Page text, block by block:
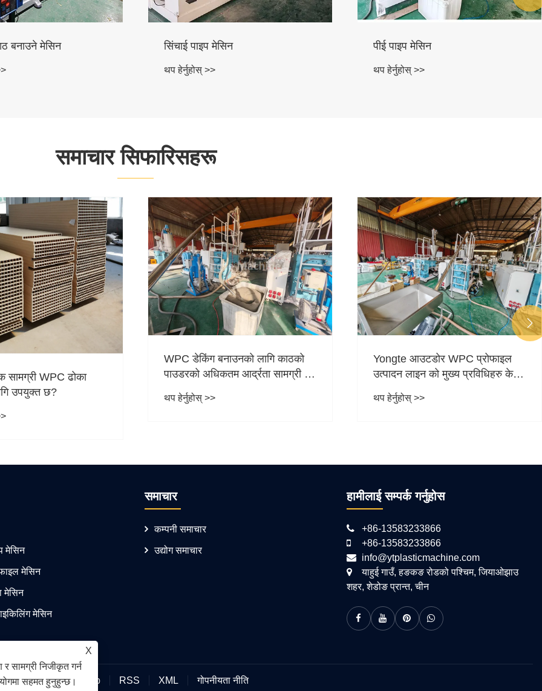
पाइप मेसिन
हेर्नुहोस् >>
पीई पाइप मेसिन
थप हेर्नुहोस् >>
PPR पाइप मेसिन
थप हेर्नुहोस् >>
समाचार सिफारिसहरू
अधिकतम आर्द्रता सामग्री के
>>
Yongte आउटडोर WPC प्रोफाइल
उत्पादन लाइन को मुख्य प्रविधिहरु के
हो?
थप हेर्नुहोस् >>
नयाँ अर्डर उत्पादनको लागि Yongte
कार्यशाला अपग्रेड र नवीकरण
थप हेर्नुहोस् >>

मेसिन
मेसिन
मेसिन
मेसिन
समाचार
कम्पनी समाचार
उद्योग समाचार
हामीलाई सम्पर्क गर्नुहोस
+86-13583233866
+86-13583233866
info@ytplasticmachine.com
याहुई गाउँ, हङकङ रोडको पश्चिम, जियाओझाउ
शहर, शेडोङ प्रान्त, चीन
Links Sitemap RSS XML गोपनीयता नीति
X
र सामग्री निजीकृत गर्न
सहमत हुनुहुन्छ।